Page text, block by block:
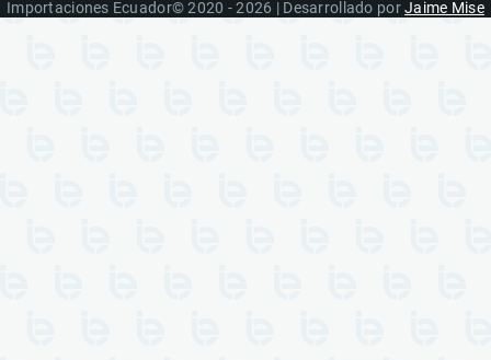
Importaciones Ecuador© 2020 - 2026 | Desarrollado porJaime Mise